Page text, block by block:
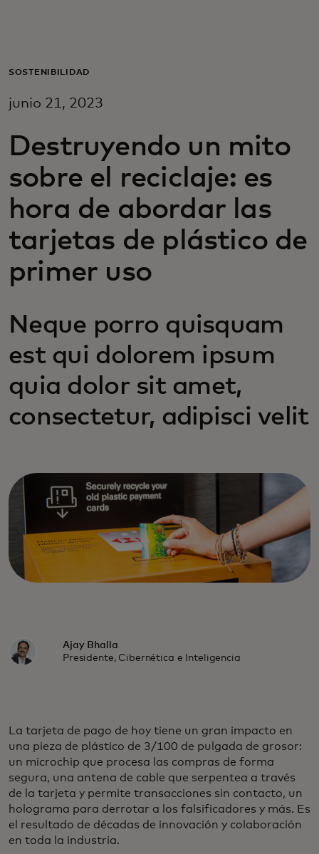
Para empresas
Para innovadores
Noticias y tendencias
SOSTENIBILIDAD
junio 21, 2023
Destruyendo un mito
sobre el reciclaje: es
hora de abordar las
tarjetas de plástico de
primer uso
Neque porro quisquam
est qui dolorem ipsum
quia dolor sit amet,
consectetur, adipisci velit
Ajay Bhalla
Presidente, Cibernética e Inteligencia
La tarjeta de pago de hoy tiene un gran impacto en
una pieza de plástico de 3/100 de pulgada de grosor:
un microchip que procesa las compras de forma
segura, una antena de cable que serpentea a través
de la tarjeta y permite transacciones sin contacto, un
holograma para derrotar a los falsificadores y más. Es
el resultado de décadas de innovación y colaboración
en toda la industria.